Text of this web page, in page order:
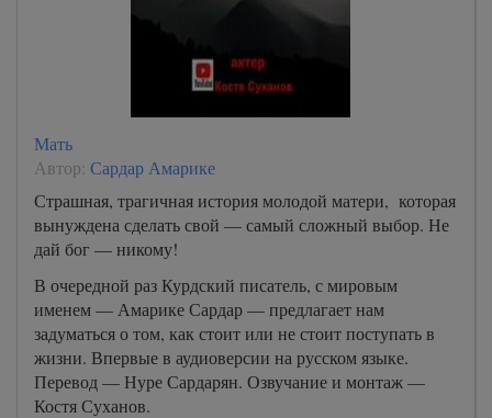
Мать
Автор: Сардар Амарике
Страшная, трагичная история молодой матери, которая
вынуждена сделать свой — самый сложный выбор. Не
дай бог — никому!
В очередной раз Курдский писатель, с мировым
именем — Амарике Сардар — предлагает нам
задуматься о том, как стоит или не стоит поступать в
жизни. Впервые в аудиоверсии на русском языке.
Перевод — Нуре Сардарян. Озвучание и монтаж —
Костя Суханов.